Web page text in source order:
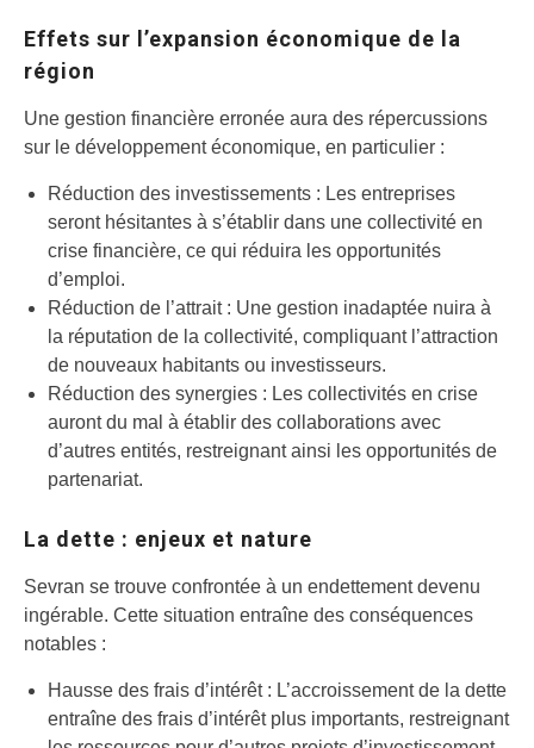
Effets sur l’expansion économique de la
région
Une gestion financière erronée aura des répercussions
sur le développement économique, en particulier :
Réduction des investissements : Les entreprises
seront hésitantes à s’établir dans une collectivité en
crise financière, ce qui réduira les opportunités
d’emploi.
Réduction de l’attrait : Une gestion inadaptée nuira à
la réputation de la collectivité, compliquant l’attraction
de nouveaux habitants ou investisseurs.
Réduction des synergies : Les collectivités en crise
auront du mal à établir des collaborations avec
d’autres entités, restreignant ainsi les opportunités de
partenariat.
La dette : enjeux et nature
Sevran se trouve confrontée à un endettement devenu
ingérable. Cette situation entraîne des conséquences
notables :
Hausse des frais d’intérêt : L’accroissement de la dette
entraîne des frais d’intérêt plus importants, restreignant